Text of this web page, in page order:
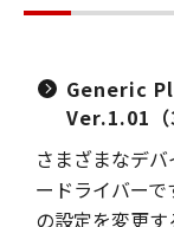
Generic
Ver.1.01（
さまざまなデ
ードライバー
の設定を変更